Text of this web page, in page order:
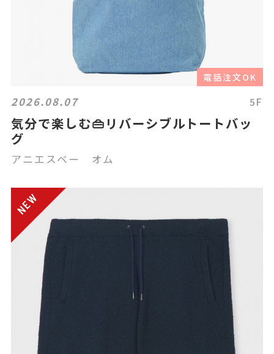
電話注文OK
2026.08.07 5F
気分で楽しむ👜リバーシブルトートバッ
グ
アニエスベー オム